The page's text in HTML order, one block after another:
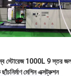
স্টোরেজ 1000L 9 স্তর জল
ছাঁচনির্মাণ মেশিন এক্সট্রুশন